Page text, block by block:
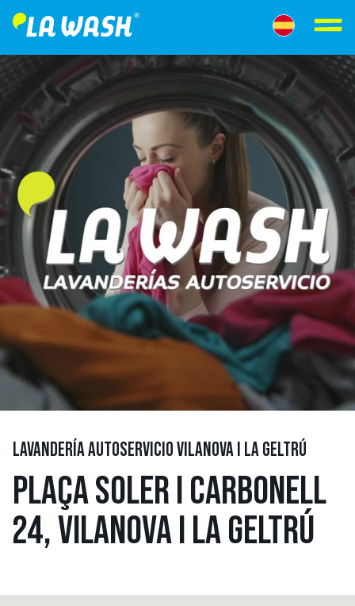
LAVANDERÍA AUTOSERVICIO VILANOVA I LA GELTRÚ
PLAÇA SOLER I CARBONELL
24, VILANOVA I LA GELTRÚ